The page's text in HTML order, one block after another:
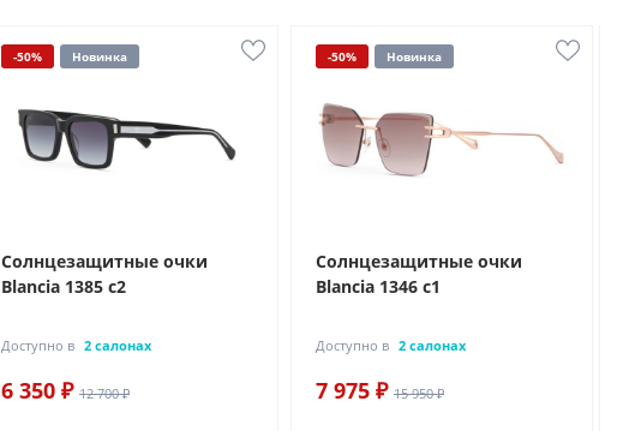
-50% Новинка
Солнцезащитные очки
Blancia 1385 с2
Доступно в 2 салонах
6 350 ₽ 12 700 ₽
-50% Новинка
Солнцезащитные очки
Blancia 1346 с1
Доступно в 2 салонах
7 975 ₽ 15 950 ₽